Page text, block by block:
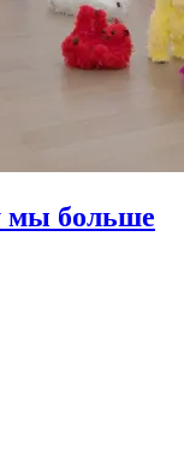
мы больше